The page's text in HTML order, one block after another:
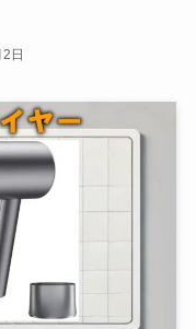
日